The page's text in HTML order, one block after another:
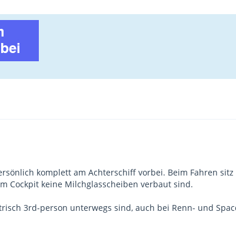
komplett am Achterschiff vorbei. Beim Fahren
Cockpit keine Milchglasscheiben verbaut sind.
3rd-person unterwegs sind, auch bei Renn- und